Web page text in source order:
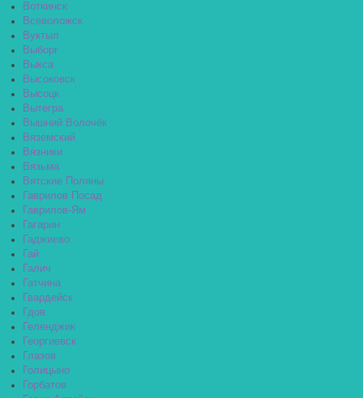
Воткинск
Всеволожск
Вуктыл
Выборг
Выкса
Высоковск
Высоцк
Вытегра
Вышний Волочёк
Вяземский
Вязники
Вязьма
Вятские Поляны
Гаврилов Посад
Гаврилов-Ям
Гагарин
Гаджиево
Гай
Галич
Гатчина
Гвардейск
Гдов
Геленджик
Георгиевск
Глазов
Голицыно
Горбатов